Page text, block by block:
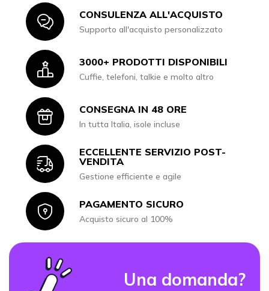
IconCONSULENZA ALL'ACQUISTO
Supporto all'acquisto personalizzato
Icon3000+ PRODOTTI DISPONIBILI
Cuffie, telefoni, talkie e molto altro
IconCONSEGNA IN 48 ORE
In tutta Italia, isole incluse
Icon
ECCELLENTE SERVIZIO POST-
VENDITA
Gestione efficiente e agile
IconPAGAMENTO SICURO
Acquisto sicuro al 100%
Una domanda?